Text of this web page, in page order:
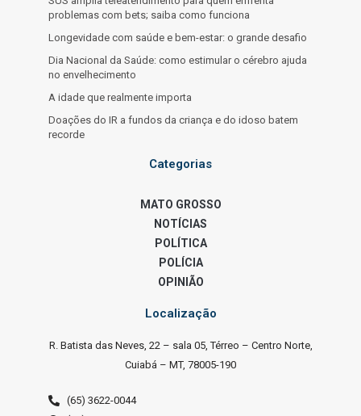
problemas com bets; saiba como funciona
Longevidade com saúde e bem-estar: o grande desafio
Dia Nacional da Saúde: como estimular o cérebro ajuda
no envelhecimento
A idade que realmente importa
Doações do IR a fundos da criança e do idoso batem
recorde
Categorias
MATO GROSSO
NOTÍCIAS
POLÍTICA
POLÍCIA
OPINIÃO
Localização
R. Batista das Neves, 22 – sala 05, Térreo – Centro Norte,
Cuiabá – MT, 78005-190
(65) 3622-0044